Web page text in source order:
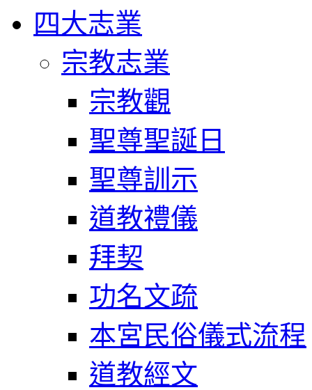
四大志業
宗教志業
宗教觀
聖尊聖誕日
聖尊訓示
道教禮儀
拜契
功名文疏
本宮民俗儀式流程
道教經文